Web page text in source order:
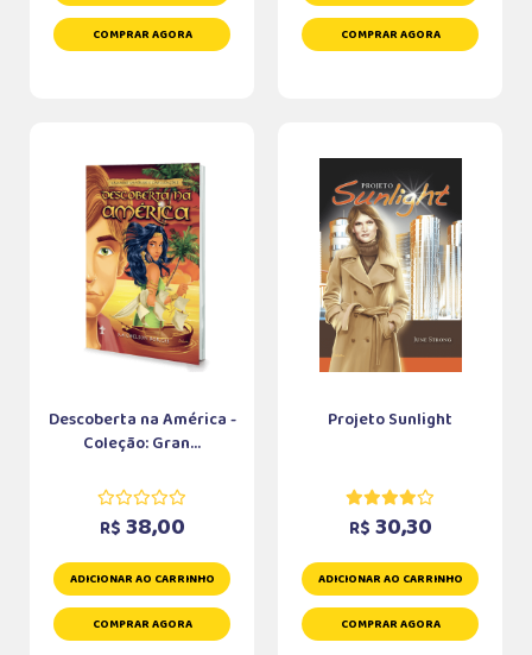
COMPRAR AGORA COMPRAR AGORA
Descoberta na América -
Coleção: Gran...
R$ 38,00
ADICIONAR AO CARRINHO
COMPRAR AGORA
Projeto Sunlight
R$ 30,30
ADICIONAR AO CARRINHO
COMPRAR AGORA